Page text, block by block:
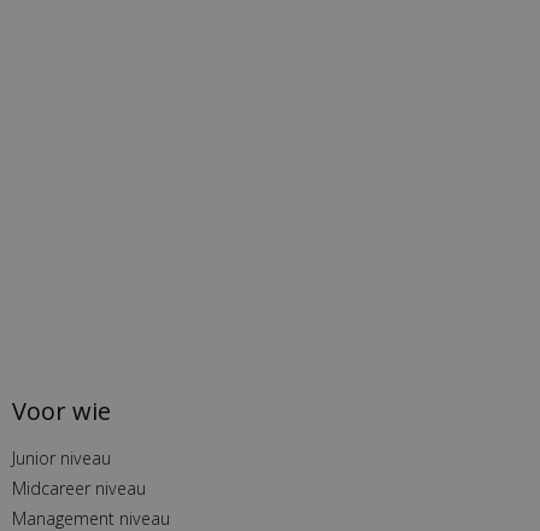
Voor wie
Junior niveau
Midcareer niveau
Management niveau